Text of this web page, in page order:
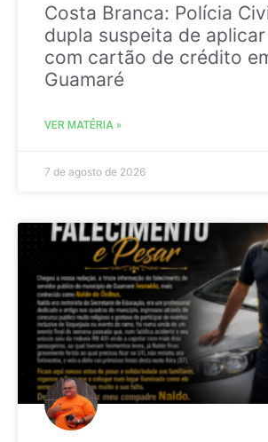
Costa Branca: Polícia
dupla suspeita de
com cartão de crédito
Guamaré
VER MATÉRIA »
7 de agosto de 2026